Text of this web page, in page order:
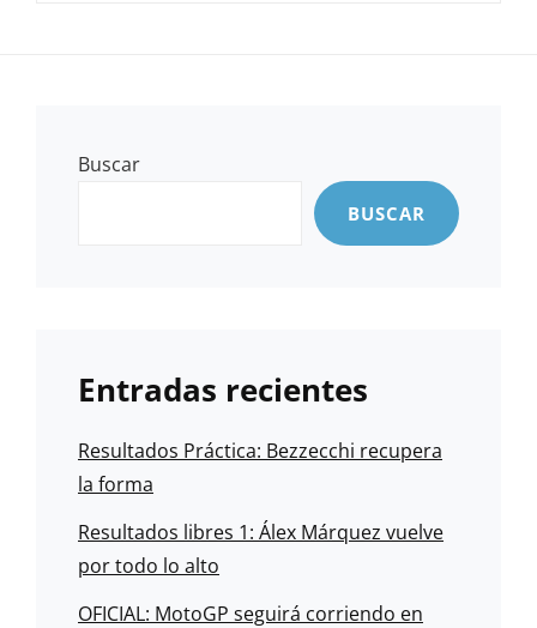
Buscar
BUSCAR
Entradas recientes
Resultados Práctica: Bezzecchi recupera
la forma
Resultados libres 1: Álex Márquez vuelve
por todo lo alto
OFICIAL: MotoGP seguirá corriendo en